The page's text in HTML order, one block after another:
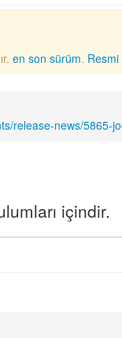
en son sürüm.
release-news/5865-
içindir.